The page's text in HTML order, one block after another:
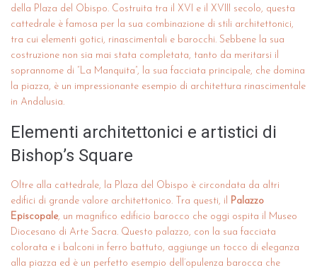
della Plaza del Obispo. Costruita tra il XVI e il XVIII secolo, questa
cattedrale è famosa per la sua combinazione di stili architettonici,
tra cui elementi gotici, rinascimentali e barocchi. Sebbene la sua
costruzione non sia mai stata completata, tanto da meritarsi il
soprannome di “La Manquita”, la sua facciata principale, che domina
la piazza, è un impressionante esempio di architettura rinascimentale
in Andalusia.
Elementi architettonici e artistici di
Bishop’s Square
Oltre alla cattedrale, la Plaza del Obispo è circondata da altri
edifici di grande valore architettonico. Tra questi, il
Palazzo
Episcopale, un magnifico edificio barocco che oggi ospita il Museo
Diocesano di Arte Sacra. Questo palazzo, con la sua facciata
colorata e i balconi in ferro battuto, aggiunge un tocco di eleganza
alla piazza ed è un perfetto esempio dell’opulenza barocca che